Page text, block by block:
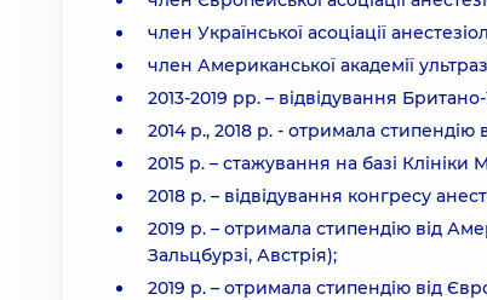
член Української асоціації
член Американської академії
2013-2019 рр. – відвідування
2014 р., 2018 р. - отримала
2015 р. – стажування на базі
2018 р. – відвідування конгресу
2019 р. – отримала стипендію від
Зальцбурзі, Австрія);
2019 р. – отримала стипендію від